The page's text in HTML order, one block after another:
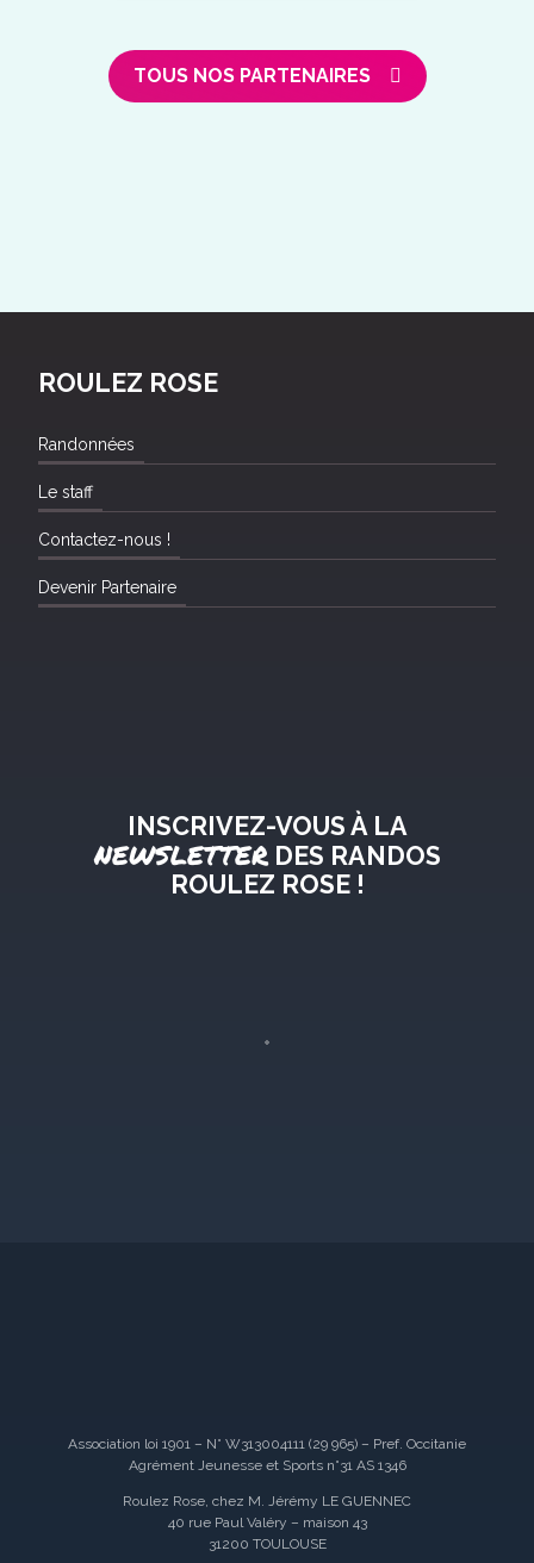
TOUS NOS PARTENAIRES
ROULEZ ROSE
Randonnées
Le staff
Contactez-nous !
Devenir Partenaire
INSCRIVEZ-VOUS À LA
NEWSLETTERDES RANDOS
ROULEZ ROSE !
Association loi 1901 – N° W313004111 (29 965) – Pref. Occitanie
Agrément Jeunesse et Sports n°31 AS 1346
Roulez Rose, chez M. Jérémy LE GUENNEC
40 rue Paul Valéry – maison 43
31200 TOULOUSE